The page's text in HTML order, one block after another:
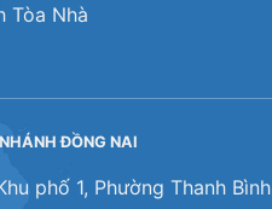
Tòa Nhà
ĐỒNG NAI
phố 1, Phường Thanh Bình